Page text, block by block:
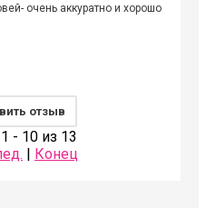
очень аккуратно и хорошо
отзыв
- 10 из 13
| Конец